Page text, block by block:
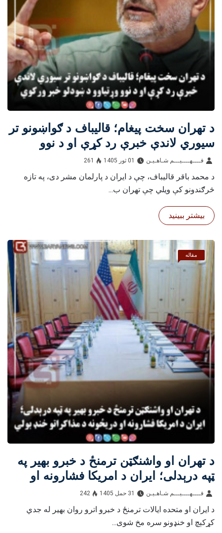
د تهران سخت پیغام؛ قالیباف د ګواښونو تر
سیوري لاندې خبرې رد کړې او د نوو
وړتیاوو د ښودلو خبر ورکوي
فــــهــــيـــم شـاهـیـن‎‎ 01 ثور 1405 261
د محمد باقر قالیباف، چې د ایران د پارلمان مشر دی، په تازه
څرګندونو کې ویلي چې تهران ب...
بیشتر ببینید
مقاله
د تهران او واشنګټن ترمنځ د خبرو بهیر په
ټپه درېدلی؛ ایران د امریکا فشارونه او
دریځونه د مذاکراتو خنډ بولي
فــــهــــيـــم شـاهـیـن‎‎ 31 حمل 1405 242
د ایران او متحده ایالات ترمنځ د خبرو اترو روان بهیر له جدي
کړکېچ او خنډونو سره مخ شوی...